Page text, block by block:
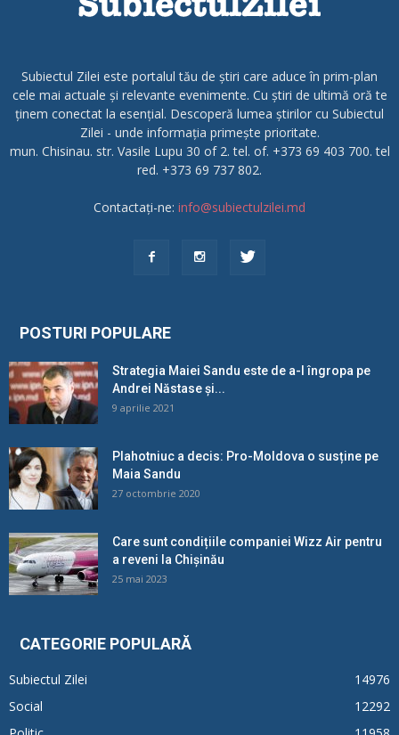
Subiectul Zilei este portalul tău de știri care aduce în prim-plan
cele mai actuale și relevante evenimente. Cu știri de ultimă oră te
ținem conectat la esențial. Descoperă lumea știrilor cu Subiectul
Zilei - unde informația primește prioritate.
mun. Chisinau. str. Vasile Lupu 30 of 2. tel. of. +373 69 403 700. tel
red. +373 69 737 802.
Contactați-ne: info@subiectulzilei.md
POSTURI POPULARE
Strategia Maiei Sandu este de a-l îngropa pe
Andrei Năstase și...
9 aprilie 2021
Plahotniuc a decis: Pro-Moldova o susține pe
Maia Sandu
27 octombrie 2020
Care sunt condițiile companiei Wizz Air pentru
a reveni la Chișinău
25 mai 2023
CATEGORIE POPULARĂ
Subiectul Zilei
14976
Social
12292